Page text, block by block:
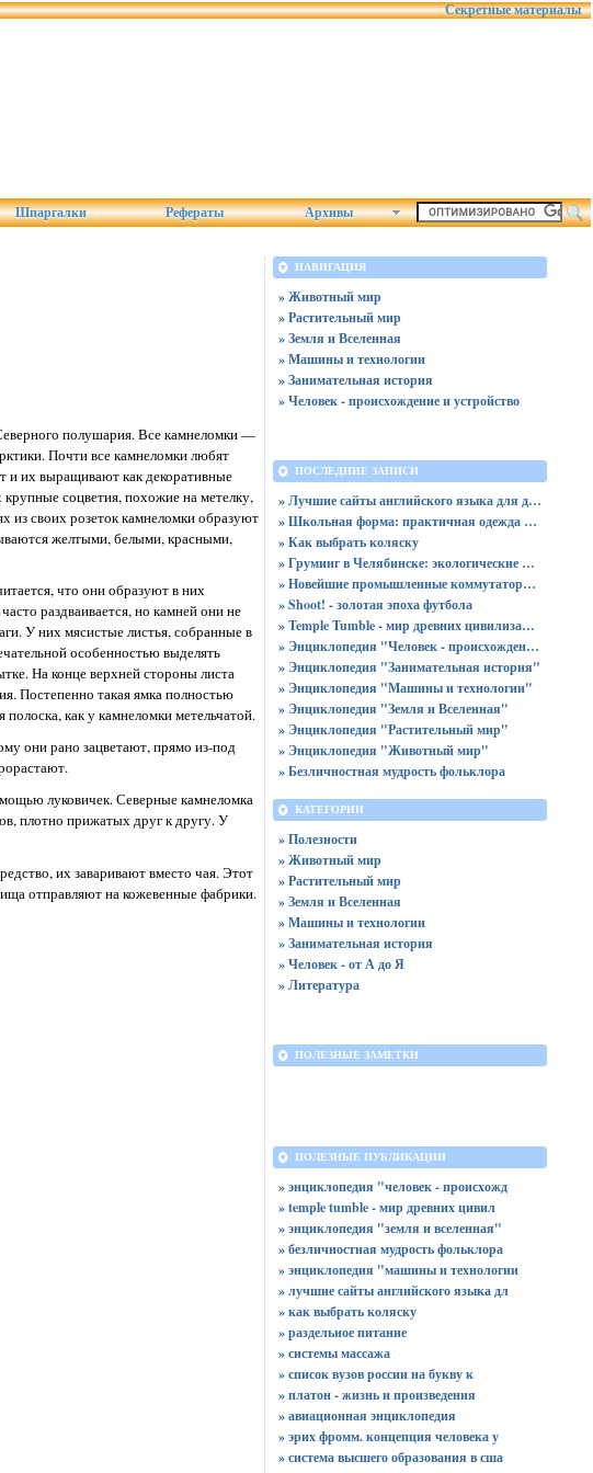
Секретные материалы
Шпаргалки Рефераты Архивы
полушария. Все камнеломки —
Почти все камнеломки любят
и их выращивают как декоративные
крупные соцветия, похожие на метелку,
из своих розеток камнеломки образуют
желтыми, белыми, красными,
что они образуют в них
раздваивается, но камней они не
У них мясистые листья, собранные в
особенностью выделять
На конце верхней стороны листа
Постепенно такая ямка полностью
полоска, как у камнеломки метельчатой.
они рано зацветают, прямо из-под
луковичек. Северные камнеломка
плотно прижатых друг к другу. У
их заваривают вместо чая. Этот
отправляют на кожевенные фабрики.
НАВИГАЦИЯ
» Животный мир
» Растительный мир
» Земля и Вселенная
» Машины и технологии
» Занимательная история
» Человек - происхождение и устройство
ПОСЛЕДНИЕ ЗАПИСИ
» Лучшие сайты английского языка для детей
» Школьная форма: практичная одежда для девочек и мальчиков на любой возраст и размер
» Как выбрать коляску
» Груминг в Челябинске: экологические шрамы и неожиданные вызовы
» Новейшие промышленные коммутаторы Eltex
» Shoot! - золотая эпоха футбола
» Temple Tumble - мир древних цивилизаций
» Энциклопедия "Человек - происхождение и устройство"
» Энциклопедия "Занимательная история"
» Энциклопедия "Машины и технологии"
» Энциклопедия "Земля и Вселенная"
» Энциклопедия "Растительный мир"
» Энциклопедия "Животный мир"
» Безличностная мудрость фольклора
КАТЕГОРИИ
» Полезности
» Животный мир
» Растительный мир
» Земля и Вселенная
» Машины и технологии
» Занимательная история
» Человек - от А до Я
» Литература
ПОЛЕЗНЫЕ ЗАМЕТКИ
ПОЛЕЗНЫЕ ПУБЛИКАЦИИ
» энциклопедия "человек - происхожд
» temple tumble - мир древних цивил
» энциклопедия "земля и вселенная"
» безличностная мудрость фольклора
» энциклопедия "машины и технологии
» лучшие сайты английского языка дл
» как выбрать коляску
» раздельное питание
» системы массажа
» список вузов россии на букву к
» платон - жизнь и произведения
» авиационная энциклопедия
» эрих фромм. концепция человека у
» система высшего образования в сша